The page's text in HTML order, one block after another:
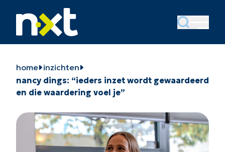
home inzichten
nancy dings: “ieders inzet wordt gewaardeerd
en die waardering voel je”